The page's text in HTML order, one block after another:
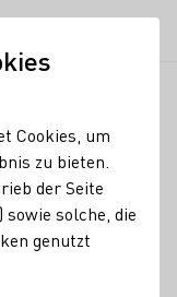
Cookies, um
zu bieten.
der Seite
solche, die
genutzt